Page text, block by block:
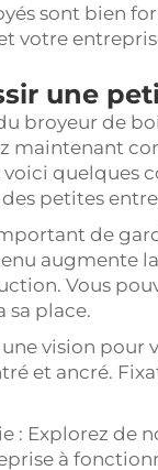
sont bien
votre
une
broyeur de
maintenant
voici quelques
petites
de
augmente
Vous
sa place.
une vision
et ancré.
: Explorez de
à